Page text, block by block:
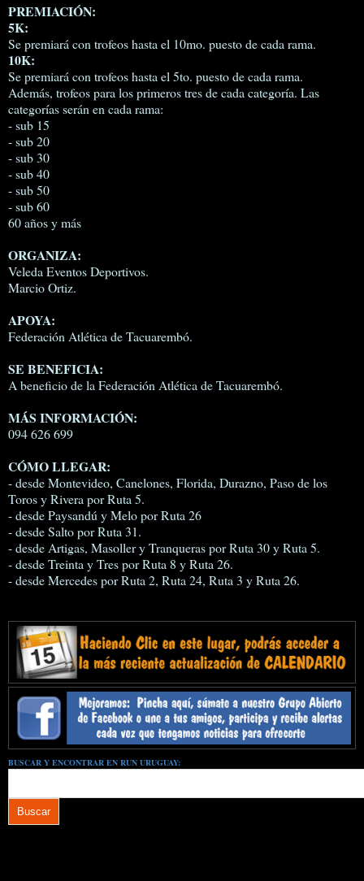
PREMIACIÓN:
5K:
Se premiará con trofeos hasta el 10mo. puesto de cada rama.
10K:
Se premiará con trofeos hasta el 5to. puesto de cada rama.
Además, trofeos para los primeros tres de cada categoría. Las
categorías serán en cada rama:
- sub 15
- sub 20
- sub 30
- sub 40
- sub 50
- sub 60
60 años y más
ORGANIZA:
Veleda Eventos Deportivos.
Marcio Ortiz.
APOYA:
Federación Atlética de Tacuarembó.
SE BENEFICIA:
A beneficio de la Federación Atlética de Tacuarembó.
MÁS INFORMACIÓN:
094 626 699
CÓMO LLEGAR:
- desde Montevideo, Canelones, Florida, Durazno, Paso de los
Toros y Rivera por Ruta 5.
- desde Paysandú y Melo por Ruta 26
- desde Salto por Ruta 31.
- desde Artigas, Masoller y Tranqueras por Ruta 30 y Ruta 5.
- desde Treinta y Tres por Ruta 8 y Ruta 26.
- desde Mercedes por Ruta 2, Ruta 24, Ruta 3 y Ruta 26.
BUSCAR Y ENCONTRAR EN RUN URUGUAY: